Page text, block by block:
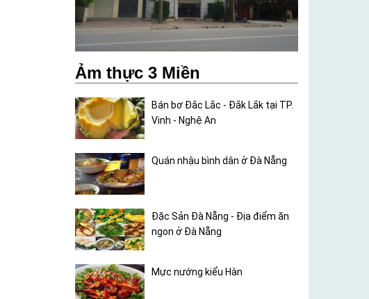
Ảm thực 3 Miền
Bán bơ Đắc Lắc - Đắk Lắk tại TP.
Vinh - Nghệ An
Quán nhậu bình dân ở Đà Nẵng
Đặc Sản Đà Nẵng - Địa điểm ăn
ngon ở Đà Nẵng
Mực nướng kiểu Hàn